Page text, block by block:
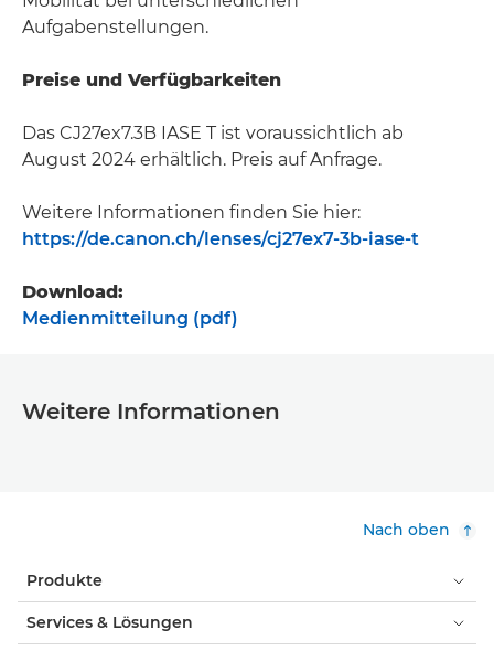
Aufgabenstellungen.
Preise und Verfügbarkeiten
Das CJ27ex7.3B IASE T ist voraussichtlich ab
August 2024 erhältlich. Preis auf Anfrage.
Weitere Informationen finden Sie hier:
https://de.canon.ch/lenses/cj27ex7-3b-iase-t
Download:
Medienmitteilung (pdf)
Weitere Informationen
Nach oben
Produkte
Services & Lösungen